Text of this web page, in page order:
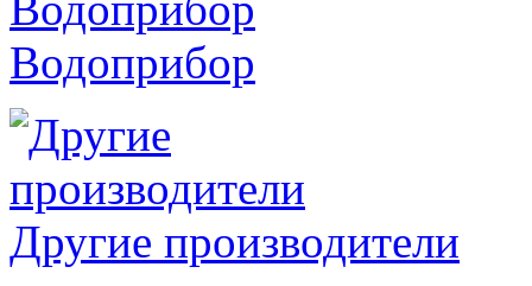
Водоприбор
Другие производители